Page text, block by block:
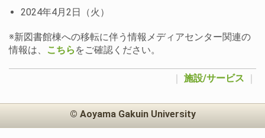
2024年4月2日（火）
※新図書館棟への移転に伴う情報メディアセンター関連の
情報は、
こちら をご確認ください。
施設/サービス
© Aoyama Gakuin University